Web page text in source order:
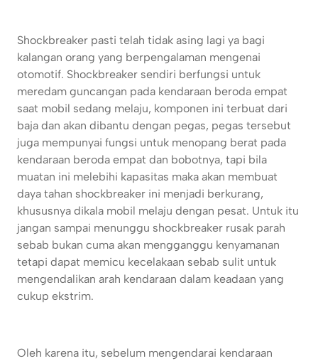
Shockbreaker pasti telah tidak asing lagi ya bagi
kalangan orang yang berpengalaman mengenai
otomotif. Shockbreaker sendiri berfungsi untuk
meredam guncangan pada kendaraan beroda empat
saat mobil sedang melaju, komponen ini terbuat dari
baja dan akan dibantu dengan pegas, pegas tersebut
juga mempunyai fungsi untuk menopang berat pada
kendaraan beroda empat dan bobotnya, tapi bila
muatan ini melebihi kapasitas maka akan membuat
daya tahan shockbreaker ini menjadi berkurang,
khususnya dikala mobil melaju dengan pesat. Untuk itu
jangan sampai menunggu shockbreaker rusak parah
sebab bukan cuma akan mengganggu kenyamanan
tetapi dapat memicu kecelakaan sebab sulit untuk
mengendalikan arah kendaraan dalam keadaan yang
cukup ekstrim.
Oleh karena itu, sebelum mengendarai kendaraan